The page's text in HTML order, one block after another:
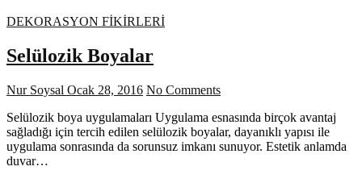
DEKORASYON FİKİRLERİ
Selülozik Boyalar
Nur Soysal Ocak 28, 2016 No Comments
Selülozik boya uygulamaları Uygulama esnasında birçok avantaj
sağladığı için tercih edilen selülozik boyalar, dayanıklı yapısı ile
uygulama sonrasında da sorunsuz imkanı sunuyor. Estetik anlamda
duvar…